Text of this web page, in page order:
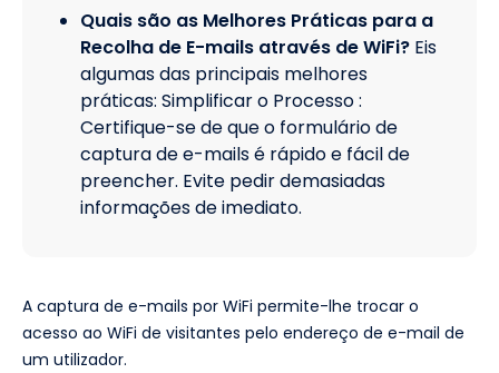
Quais são as Melhores Práticas para a
Recolha de E-mails através de WiFi? Eis
algumas das principais melhores
práticas: Simplificar o Processo :
Certifique-se de que o formulário de
captura de e-mails é rápido e fácil de
preencher. Evite pedir demasiadas
informações de imediato.
A captura de e-mails por WiFi permite-lhe trocar o
acesso ao WiFi de visitantes pelo endereço de e-mail de
um utilizador.